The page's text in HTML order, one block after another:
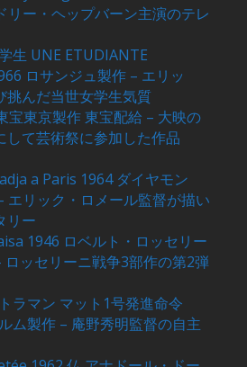
リー・ヘップバーン主演のテレ
生 UNE ETUDIANTE
ロサンジュ製作 – エリッ
挑んだ当世女学生気質
宝東京製作 東宝配給 – 大映の
して芸術祭に参加した作品
a Paris 1964 ダイヤモン
エリック・ロメール監督が描い
リー
1946 ロベルト・ロッセリー
ッセリーニ戦争3部作の第2弾
ラマン マット1号発進命令
ム製作 – 庵野秀明監督の自主